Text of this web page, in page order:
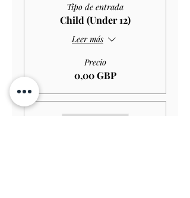
Tipo de entrada
Child (Under 12)
Leer más
Precio
0,00 GBP